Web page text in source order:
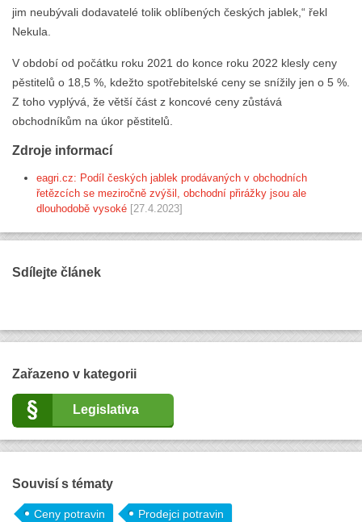
jim neubývali dodavatelé tolik oblíbených českých jablek,“ řekl
Nekula.
V období od počátku roku 2021 do konce roku 2022 klesly ceny
pěstitelů o 18,5 %, kdežto spotřebitelské ceny se snížily jen o 5 %.
Z toho vyplývá, že větší část z koncové ceny zůstává
obchodníkům na úkor pěstitelů.
Zdroje informací
eagri.cz: Podíl českých jablek prodávaných v obchodních
řetězcích se meziročně zvýšil, obchodní přirážky jsou ale
dlouhodobě vysoké [27.4.2023]
Sdílejte článek
Zařazeno v kategorii
Legislativa
Souvisí s tématy
Ceny potravin Prodejci potravin